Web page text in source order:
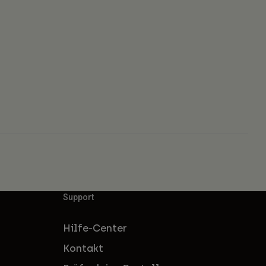
Support
Hilfe-Center
Kontakt